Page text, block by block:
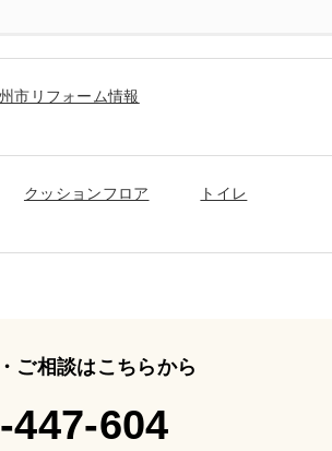
市リフォーム情報
クッションフロア トイレ
ご相談はこちらから
447-604